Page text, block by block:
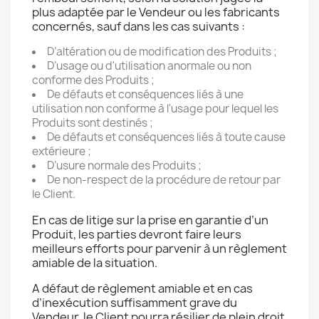
plus adaptée par le Vendeur ou les fabricants
concernés, sauf dans les cas suivants :
D’altération ou de modification des Produits ;
D’usage ou d'utilisation anormale ou non
conforme des Produits ;
De défauts et conséquences liés à une
utilisation non conforme à l'usage pour lequel les
Produits sont destinés ;
De défauts et conséquences liés à toute cause
extérieure ;
D’usure normale des Produits ;
De non-respect de la procédure de retour par
le Client.
En cas de litige sur la prise en garantie d’un
Produit, les parties devront faire leurs
meilleurs efforts pour parvenir à un règlement
amiable de la situation.
A défaut de règlement amiable et en cas
d’inexécution suffisamment grave du